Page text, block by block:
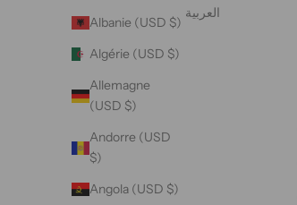
Albanie (USD $)
Algérie (USD $)
Allemagne
(USD $)
Andorre (USD
$)
Angola (USD $)
العربية